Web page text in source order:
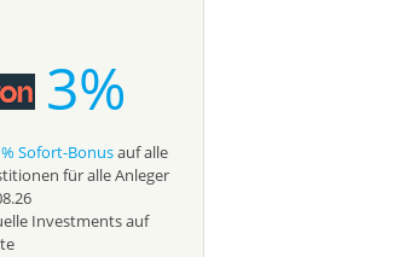
3%
Sofort-Bonusauf alle
für alle Anleger
Investments auf